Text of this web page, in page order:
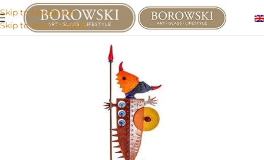
Skip to navigation
Skip to main content